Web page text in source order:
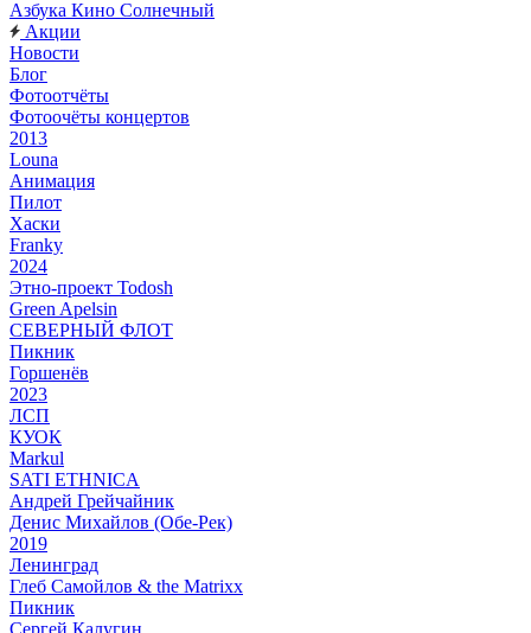
Азбука Кино Солнечный
Акции
Новости
Блог
Фотоотчёты
Фотоочёты концертов
2013
Louna
Анимация
Пилот
Хаски
Franky
2024
Этно-проект Todosh
Green Apelsin
СЕВЕРНЫЙ ФЛОТ
Пикник
Горшенёв
2023
ЛСП
КУОК
Markul
SATI ETHNICA
Андрей Грейчайник
Денис Михайлов (Обе-Рек)
2019
Ленинград
Глеб Самойлов & the Matrixx
Пикник
Сергей Калугин